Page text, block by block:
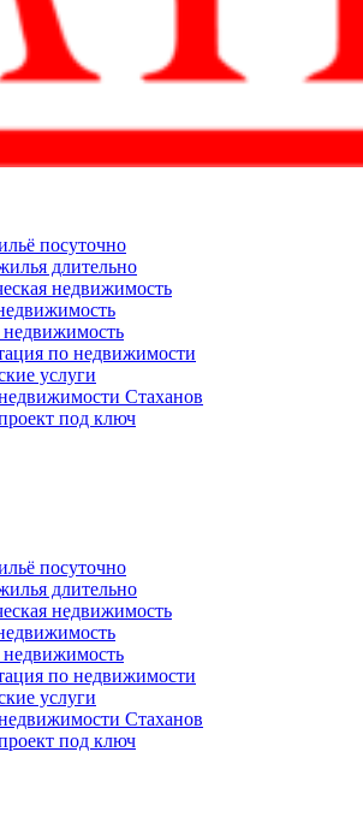
посуточно
длительно
недвижимость
по недвижимости
услуги
Стаханов
под ключ
посуточно
длительно
недвижимость
по недвижимости
услуги
Стаханов
под ключ